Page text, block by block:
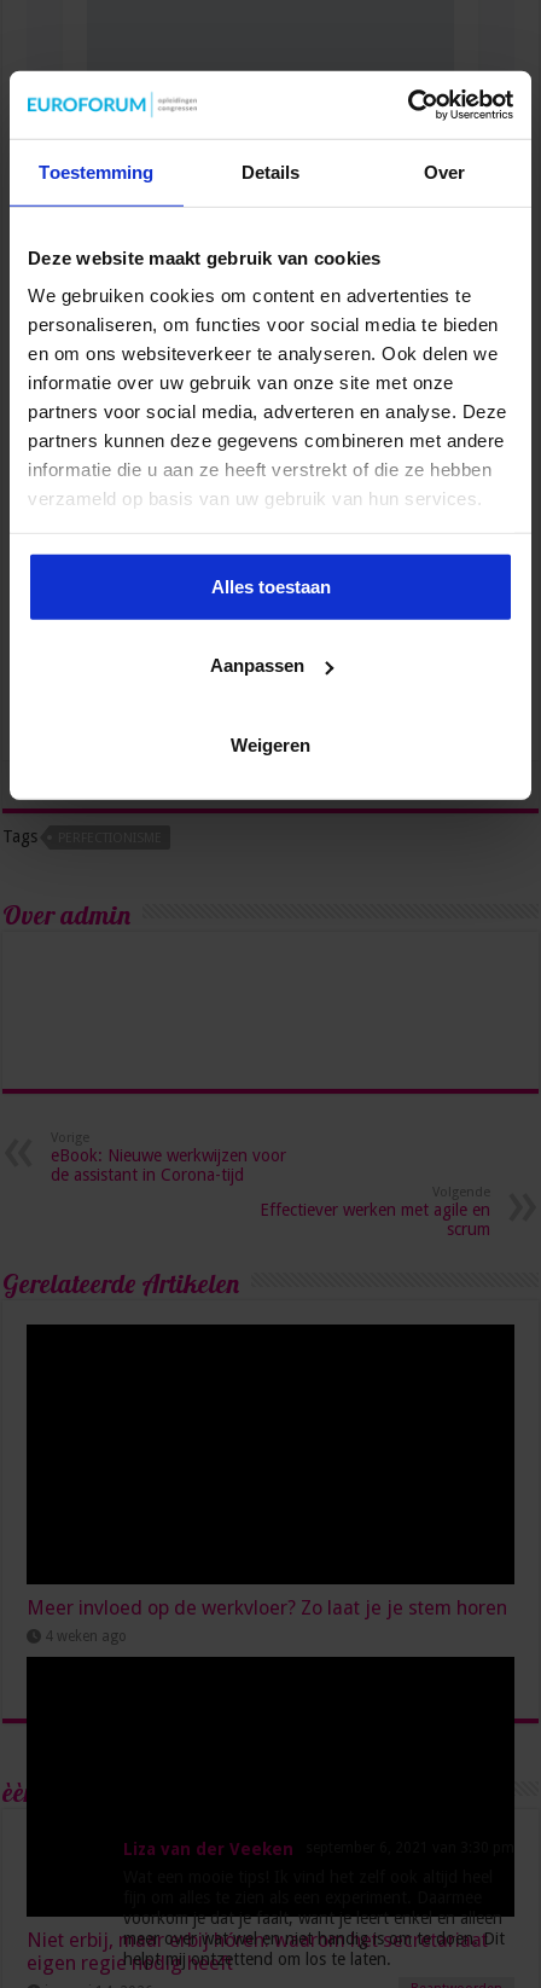
Toestemming Details Over
Deze website maakt gebruik van cookies
We gebruiken cookies om content en advertenties te
personaliseren, om functies voor social media te bieden
en om ons websiteverkeer te analyseren. Ook delen we
informatie over uw gebruik van onze site met onze
partners voor social media, adverteren en analyse. Deze
partners kunnen deze gegevens combineren met andere
informatie die u aan ze heeft verstrekt of die ze hebben
verzameld op basis van uw gebruik van hun services.
Alles toestaan
Aanpassen
Weigeren
Succesvol Projectmanagement in de Zorg
Tags
Over admin
Vorige
eBook: Nieuwe werkwijzen voor
de assistant in Corona-tijd
Volgende
Effectiever werken met agile en
scrum
Gerelateerde Artikelen
Meer invloed op de werkvloer? Zo laat je je stem horen
4 weken ago
Niet erbij, maar erbij hóren: waarom het secretariaat
eigen regie nodig heeft
èèn Reactie
Liza van der Veeken
voorkom je dat je faalt, want je leert enkel en alleen
meer over wat wel en niet handig is om te doen. Dit
helpt mij ontzettend om los te laten.